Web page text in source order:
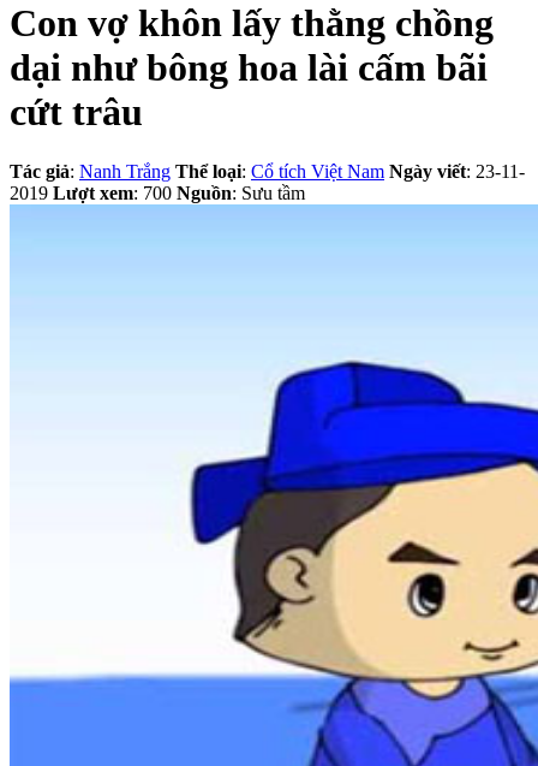
Con vợ khôn lấy thằng chồng
dại như bông hoa lài cấm bãi
cứt trâu
Tác giả: Nanh Trắng Thể loại: Cổ tích Việt Nam Ngày viết: 23-11-
2019 Lượt xem: 700 Nguồn: Sưu tầm